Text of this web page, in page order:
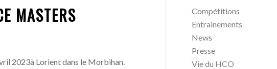
MASTERS
2023à Lorient dans le Morbihan.
Compétitions
Entrainements
News
Presse
Vie du HCO